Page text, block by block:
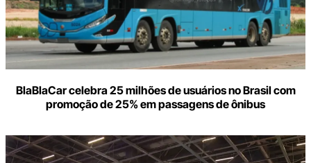
BlaBlaCar celebra 25 milhões de usuários no Brasil com
promoção de 25% em passagens de ônibus